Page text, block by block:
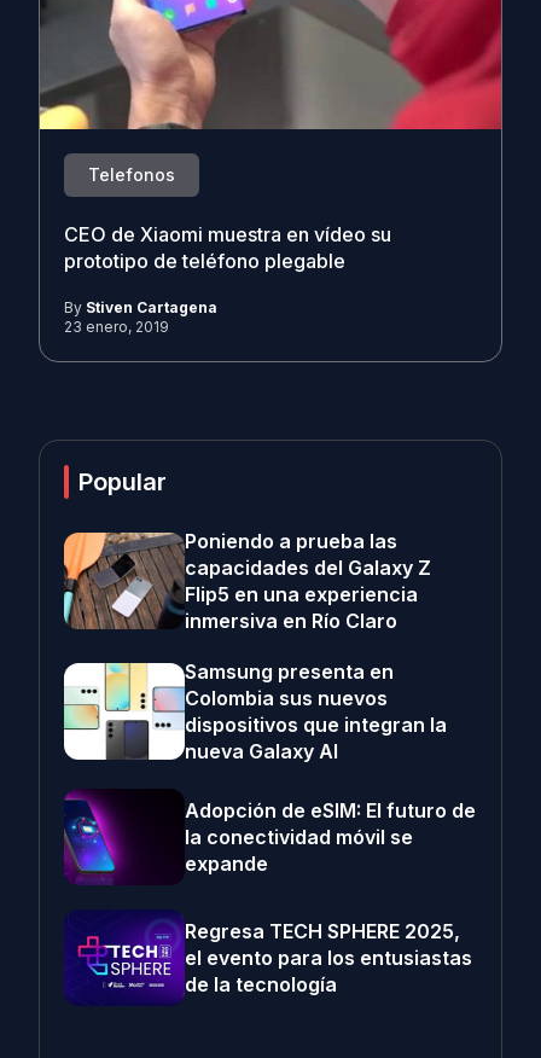
Telefonos
CEO de Xiaomi muestra en vídeo su
prototipo de teléfono plegable
By Stiven Cartagena
23 enero, 2019
Popular
Poniendo a prueba las
capacidades del Galaxy Z
Flip5 en una experiencia
inmersiva en Río Claro
Samsung presenta en
Colombia sus nuevos
dispositivos que integran la
nueva Galaxy AI
Adopción de eSIM: El futuro de
la conectividad móvil se
expande
Regresa TECH SPHERE 2025,
el evento para los entusiastas
de la tecnología